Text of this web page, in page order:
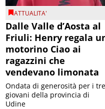
ATTUALITA'
Dalle Valle d’Aosta al
Friuli: Henry regala
motorino Ciao ai
ragazzini che
vendevano limonata
Ondata di generosità per i tre
giovani della provincia di
Udine